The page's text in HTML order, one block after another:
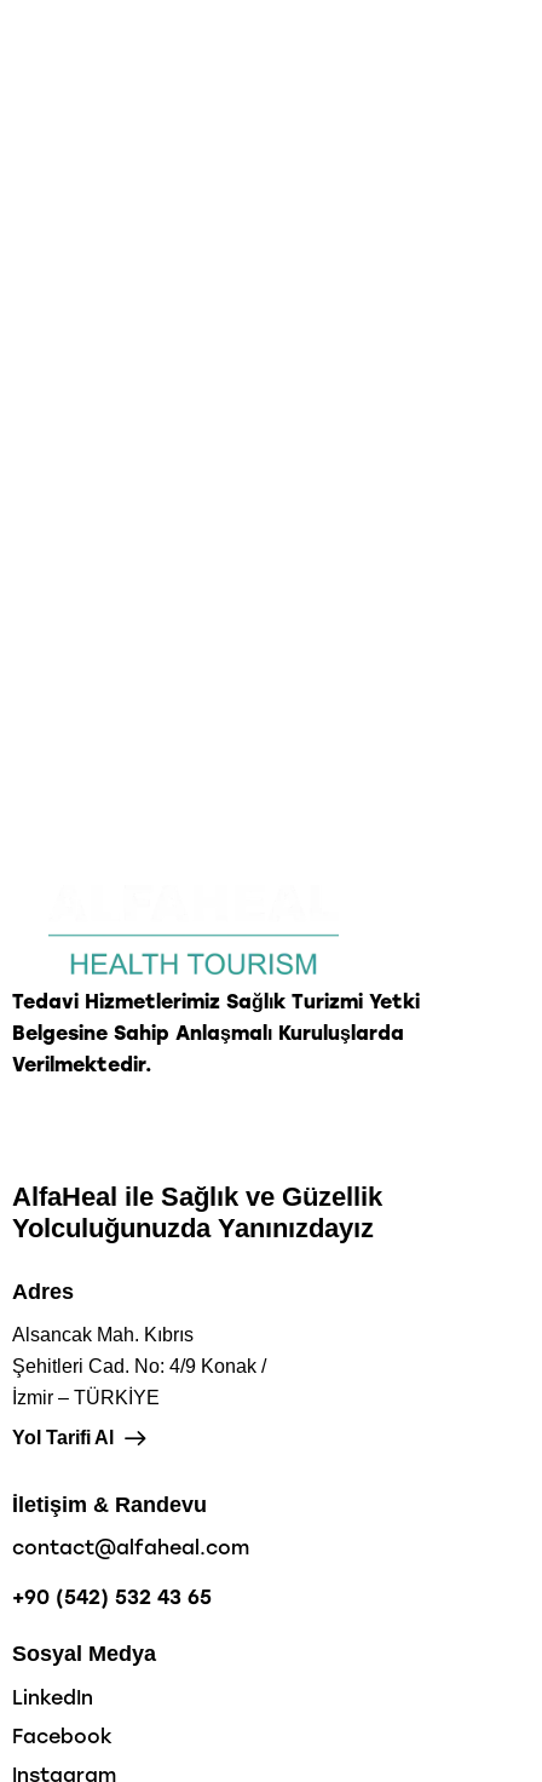
AlfaHeal ile Sağlık ve Güzellik
Yolculuğunuzda Yanınızdayız
Tedavi Hizmetlerimiz Sağlık Turizmi Yetki
Belgesine Sahip Anlaşmalı Kuruluşlarda
Verilmektedir.
Adres
Alsancak Mah. Kıbrıs
Şehitleri Cad. No: 4/9 Konak /
İzmir – TÜRKİYE
Yol Tarifi Al
İletişim & Randevu
contact@alfaheal.com
+90 (542) 532 43 65
Sosyal Medya
LinkedIn
Facebook
Instagram